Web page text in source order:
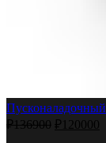
₽136900 ₽ 120000